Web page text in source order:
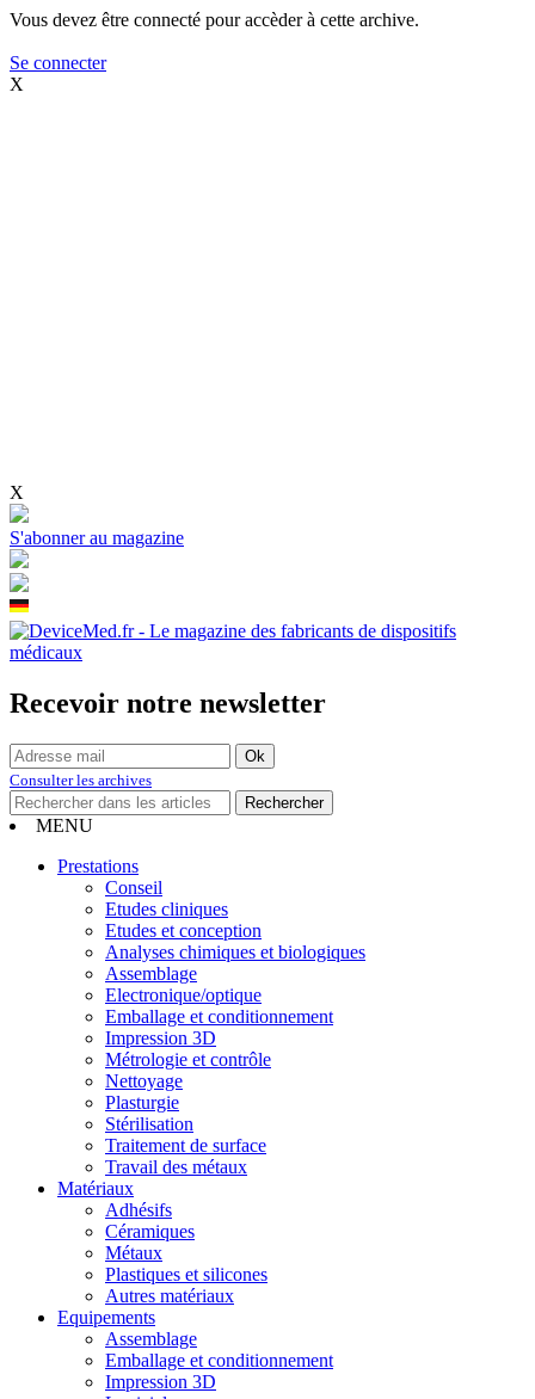
Vous devez être connecté pour accèder à cette archive.
Se connecter
X
X
S'abonner au magazine
Recevoir notre newsletter
Consulter les archives
MENU
Prestations
Conseil
Etudes cliniques
Etudes et conception
Analyses chimiques et biologiques
Assemblage
Electronique/optique
Emballage et conditionnement
Impression 3D
Métrologie et contrôle
Nettoyage
Plasturgie
Stérilisation
Traitement de surface
Travail des métaux
Matériaux
Adhésifs
Céramiques
Métaux
Plastiques et silicones
Autres matériaux
Equipements
Assemblage
Emballage et conditionnement
Impression 3D